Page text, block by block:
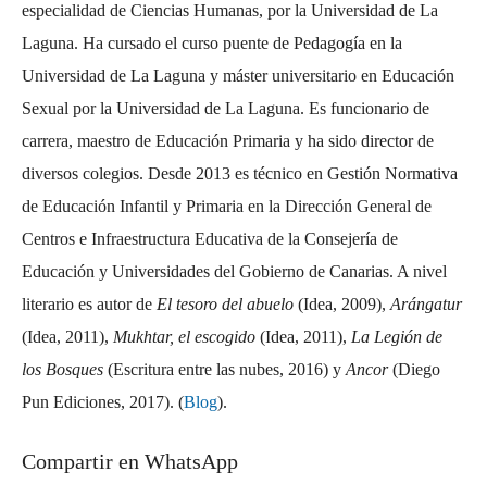
especialidad de Ciencias Humanas, por la Universidad de La
Laguna. Ha cursado el curso puente de Pedagogía en la
Universidad de La Laguna y máster universitario en Educación
Sexual por la Universidad de La Laguna. Es funcionario de
carrera, maestro de Educación Primaria y ha sido director de
diversos colegios. Desde 2013 es técnico en Gestión Normativa
de Educación Infantil y Primaria en la Dirección General de
Centros e Infraestructura Educativa de la Consejería de
Educación y Universidades del Gobierno de Canarias. A nivel
literario es autor de El tesoro del abuelo (Idea, 2009), Arángatur
(Idea, 2011), Mukhtar, el escogido (Idea, 2011), La Legión de
los Bosques (Escritura entre las nubes, 2016) y Ancor(Diego
Pun Ediciones, 2017). (Blog).
Compartir en WhatsApp